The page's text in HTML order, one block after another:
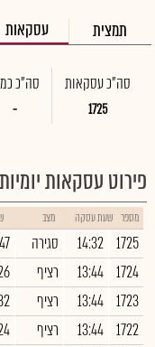
תמצית עסקאות
סה"כ עסקאות
1725
סה"כ
-
פירוט עסקאות יומיות
מספר שעת עסקה מצב
1725
14:32 סגירה
1724
13:44 רציף
1723
13:44 רציף
1722
13:44 רציף